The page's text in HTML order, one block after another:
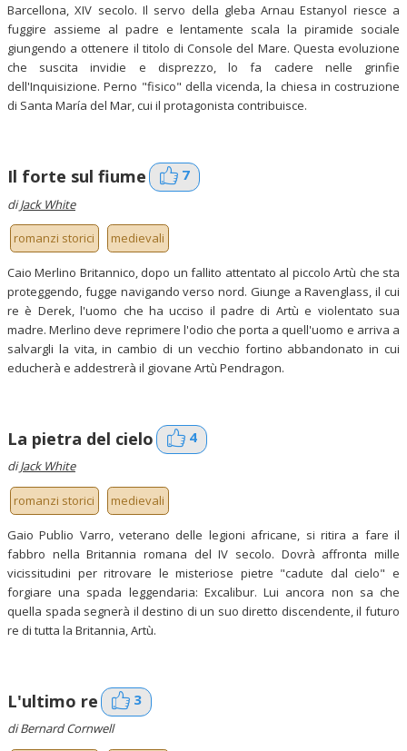
Barcellona, XIV secolo. Il servo della gleba Arnau Estanyol riesce a
fuggire assieme al padre e lentamente scala la piramide sociale
giungendo a ottenere il titolo di Console del Mare. Questa evoluzione
che suscita invidie e disprezzo, lo fa cadere nelle grinfie
dell'Inquisizione. Perno "fisico" della vicenda, la chiesa in costruzione
di Santa María del Mar, cui il protagonista contribuisce.
Il forte sul fiume 7
diJack White
romanzi storici medievali
Caio Merlino Britannico, dopo un fallito attentato al piccolo Artù che sta
proteggendo, fugge navigando verso nord. Giunge a Ravenglass, il cui
re è Derek, l'uomo che ha ucciso il padre di Artù e violentato sua
madre. Merlino deve reprimere l'odio che porta a quell'uomo e arriva a
salvargli la vita, in cambio di un vecchio fortino abbandonato in cui
educherà e addestrerà il giovane Artù Pendragon.
La pietra del cielo 4
diJack White
romanzi storici medievali
Gaio Publio Varro, veterano delle legioni africane, si ritira a fare il
fabbro nella Britannia romana del IV secolo. Dovrà affronta mille
vicissitudini per ritrovare le misteriose pietre "cadute dal cielo" e
forgiare una spada leggendaria: Excalibur. Lui ancora non sa che
quella spada segnerà il destino di un suo diretto discendente, il futuro
re di tutta la Britannia, Artù.
L'ultimo re 3
di Bernard Cornwell